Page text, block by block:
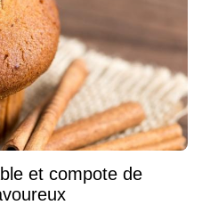
et compote de